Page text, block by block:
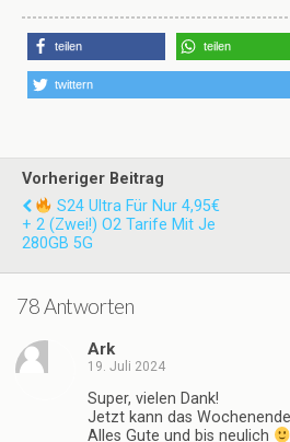
teilen teilen
twittern
Vorheriger Beitrag
S24 Ultra Für Nur 4,95€
+ 2 (zwei!) O2 Tarife Mit Je
280GB 5G
78 Antworten
Ark
19. Juli 2024
Super, vielen Dank!
Jetzt kann das
Alles Gute und bis neulich